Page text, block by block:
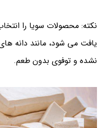
نکته: محصولات سویا را
یافت می شود، مانند دانه
نشده و توفوی بدون طعم.